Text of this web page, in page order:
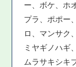
ー、ボケ、ホ
プラ、ポポー
ロ、マンサク
ミヤギノハギ
ムラサキシキ